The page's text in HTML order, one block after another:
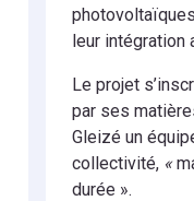
leur intégration
Le projet
par ses
Gleizé un
collectivité, «
durée ».